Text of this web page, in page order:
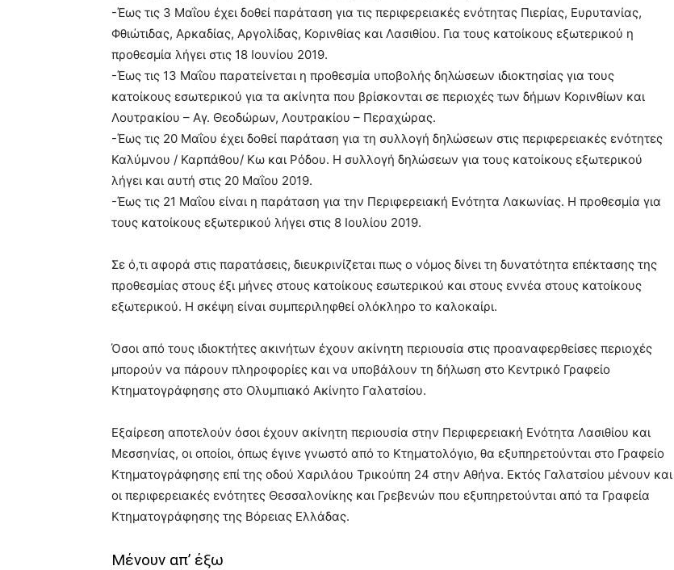
-Έως τις 3 Μαΐου έχει δοθεί παράταση για τις περιφερειακές ενότητας Πιερίας, Ευρυτανίας,
Φθιώτιδας, Αρκαδίας, Αργολίδας, Κορινθίας και Λασιθίου. Για τους κατοίκους εξωτερικού η
προθεσμία λήγει στις 18 Ιουνίου 2019.
-Έως τις 13 Μαΐου παρατείνεται η προθεσμία υποβολής δηλώσεων ιδιοκτησίας για τους
κατοίκους εσωτερικού για τα ακίνητα που βρίσκονται σε περιοχές των δήμων Κορινθίων και
Λουτρακίου – Αγ. Θεοδώρων, Λουτρακίου – Περαχώρας.
-Έως τις 20 Μαΐου έχει δοθεί παράταση για τη συλλογή δηλώσεων στις περιφερειακές ενότητες
Καλύμνου / Καρπάθου/ Κω και Ρόδου. Η συλλογή δηλώσεων για τους κατοίκους εξωτερικού
λήγει και αυτή στις 20 Μαΐου 2019.
-Έως τις 21 Μαΐου είναι η παράταση για την Περιφερειακή Ενότητα Λακωνίας. Η προθεσμία για
τους κατοίκους εξωτερικού λήγει στις 8 Ιουλίου 2019.
Σε ό,τι αφορά στις παρατάσεις, διευκρινίζεται πως ο νόμος δίνει τη δυνατότητα επέκτασης της
προθεσμίας στους έξι μήνες στους κατοίκους εσωτερικού και στους εννέα στους κατοίκους
εξωτερικού. Η σκέψη είναι συμπεριληφθεί ολόκληρο το καλοκαίρι.
Όσοι από τους ιδιοκτήτες ακινήτων έχουν ακίνητη περιουσία στις προαναφερθείσες περιοχές
μπορούν να πάρουν πληροφορίες και να υποβάλουν τη δήλωση στο Κεντρικό Γραφείο
Κτηματογράφησης στο Ολυμπιακό Ακίνητο Γαλατσίου.
Εξαίρεση αποτελούν όσοι έχουν ακίνητη περιουσία στην Περιφερειακή Ενότητα Λασιθίου και
Μεσσηνίας, οι οποίοι, όπως έγινε γνωστό από το Κτηματολόγιο, θα εξυπηρετούνται στο Γραφείο
Κτηματογράφησης επί της οδού Χαριλάου Τρικούπη 24 στην Αθήνα. Εκτός Γαλατσίου μένουν και
οι περιφερειακές ενότητες Θεσσαλονίκης και Γρεβενών που εξυπηρετούνται από τα Γραφεία
Κτηματογράφησης της Βόρειας Ελλάδας.
Μένουν απ’ έξω